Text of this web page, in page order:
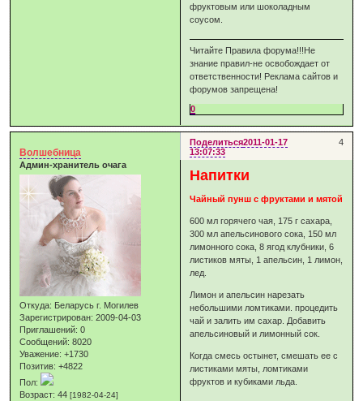
фруктовым или шоколадным
соусом.
Читайте Правила форума!!!Не
знание правил-не освобождает от
ответственности! Реклама сайтов и
форумов запрещена!
0
Поделиться 4
2011-01-17
13:07:33
Волшебница
Админ-хранитель очага
Откуда: Беларусь г. Могилев
Зарегистрирован: 2009-04-03
Приглашений: 0
Сообщений: 8020
Уважение: +1730
Позитив: +4822
Пол:
Возраст: 44[1982-04-24]
Напитки
Чайный пунш с фруктами и мятой
600 мл горячего чая, 175 г сахара,
300 мл апельсинового сока, 150 мл
лимонного сока, 8 ягод клубники, 6
листиков мяты, 1 апельсин, 1 лимон,
лед.
Лимон и апельсин нарезать
небольшими ломтиками. процедить
чай и залить им сахар. Добавить
апельсиновый и лимонный сок.
Когда смесь остынет, смешать ее с
листиками мяты, ломтиками
фруктов и кубиками льда.